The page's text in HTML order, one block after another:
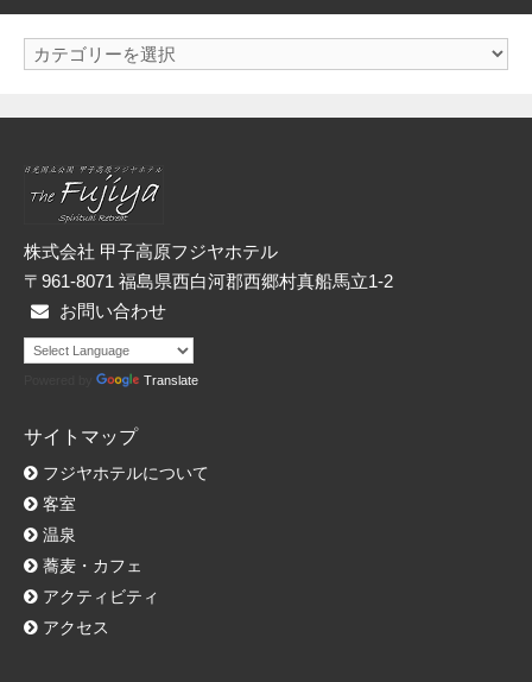
カ
ー
株式会社 甲子高原フジヤホテル
〒961-8071 福島県西白河郡西郷村真船馬立1-2
お問い合わせ
Translate
サイトマップ
フジヤホテルについて
客室
温泉
蕎麦・カフェ
アクティビティ
アクセス